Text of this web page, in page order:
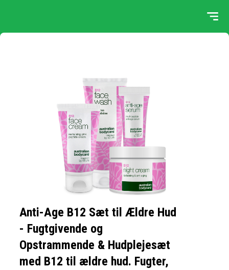
Anti-Age B12 Sæt til Ældre Hud
- Fugtgivende og
Opstrammende & Hudplejesæt
med B12 til ældre hud. Fugter,